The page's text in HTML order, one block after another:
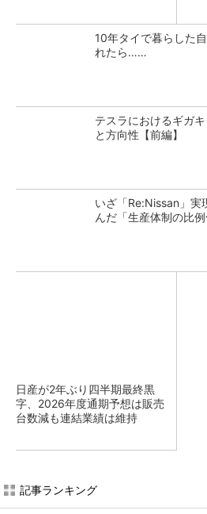
10年タイで暮らした
れたら……
テスラにおけるギガ
と方向性【前編】
いざ「Re:Nissan」実
んだ「生産体制の比例
日産が2年ぶり四半期最終黒
字、2026年度通期予想は販売
台数減も連結業績は維持
記事ランキング